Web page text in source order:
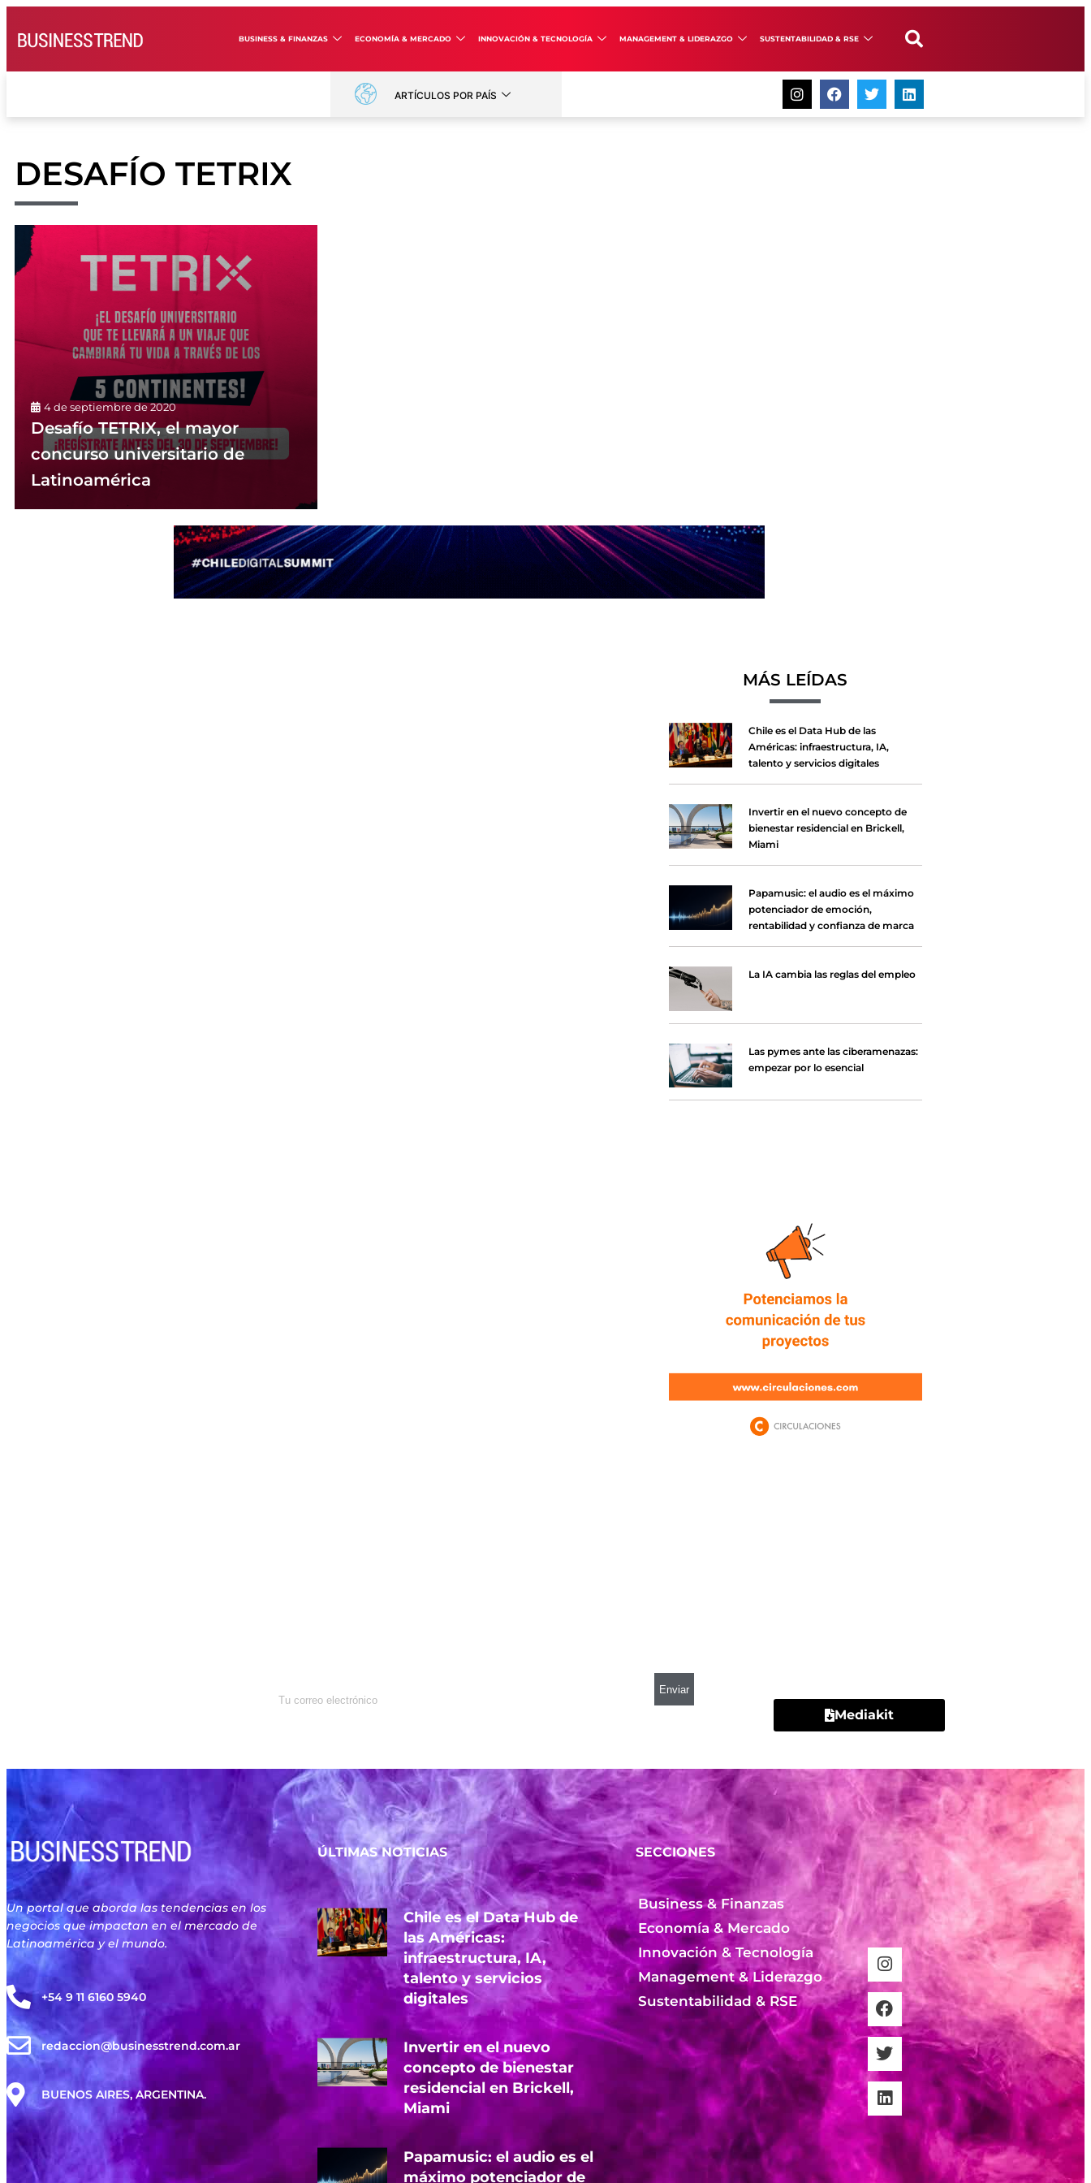
BUSINESS & FINANZAS ECONOMÍA & MERCADO INNOVACIÓN & TECNOLOGÍA MANAGEMENT & LIDERAZGO SUSTENTABILIDAD & RSE
ARTÍCULOS POR PAÍS
DESAFÍO TETRIX
4 de septiembre de 2020
Desafío TETRIX, el mayor
concurso universitario de
Latinoamérica
MÁS LEÍDAS
Chile es el Data Hub de las
Américas: infraestructura, IA,
talento y servicios digitales
Invertir en el nuevo concepto de
bienestar residencial en Brickell,
Miami
Papamusic: el audio es el máximo
potenciador de emoción,
rentabilidad y confianza de marca
La IA cambia las reglas del empleo
Las pymes ante las ciberamenazas:
empezar por lo esencial
Mediakit
Un portal que aborda las tendencias en los
negocios que impactan en el mercado de
Latinoamérica y el mundo.
+54 9 11 6160 5940
redaccion@businesstrend.com.ar
BUENOS AIRES, ARGENTINA.
ÚLTIMAS NOTICIAS
Chile es el Data Hub de
las Américas:
infraestructura, IA,
talento y servicios
digitales
Invertir en el nuevo
concepto de bienestar
residencial en Brickell,
Miami
Papamusic: el audio es el
máximo potenciador de
SECCIONES
Business & Finanzas
Economía & Mercado
Innovación & Tecnología
Management & Liderazgo
Sustentabilidad & RSE